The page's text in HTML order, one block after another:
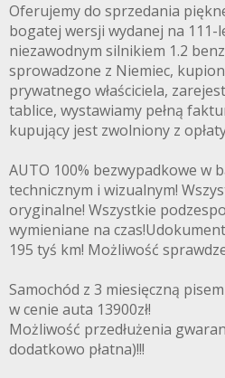
Oferujemy do sprzedania
bogatej wersji wydanej na 111-
niezawodnym silnikiem 1.2
sprowadzone z Niemiec,
prywatnego właściciela,
tablice, wystawiamy pełną
kupujący jest zwolniony z
AUTO 100% bezwypadkowe w
technicznym i wizualnym!
oryginalne! Wszystkie
wymieniane na
195 tyś km! Możliwość
Samochód z 3 miesięczną
w cenie auta 13900zł!
Możliwość przedłużenia
dodatkowo płatna)!!!